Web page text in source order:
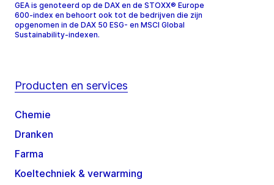
GEA is genoteerd op de DAX en de STOXX® Europe
600-index en behoort ook tot de bedrijven die zijn
opgenomen in de DAX 50 ESG- en MSCI Global
Sustainability-indexen.
Producten en services
Chemie
Dranken
Farma
Koeltechniek & verwarming